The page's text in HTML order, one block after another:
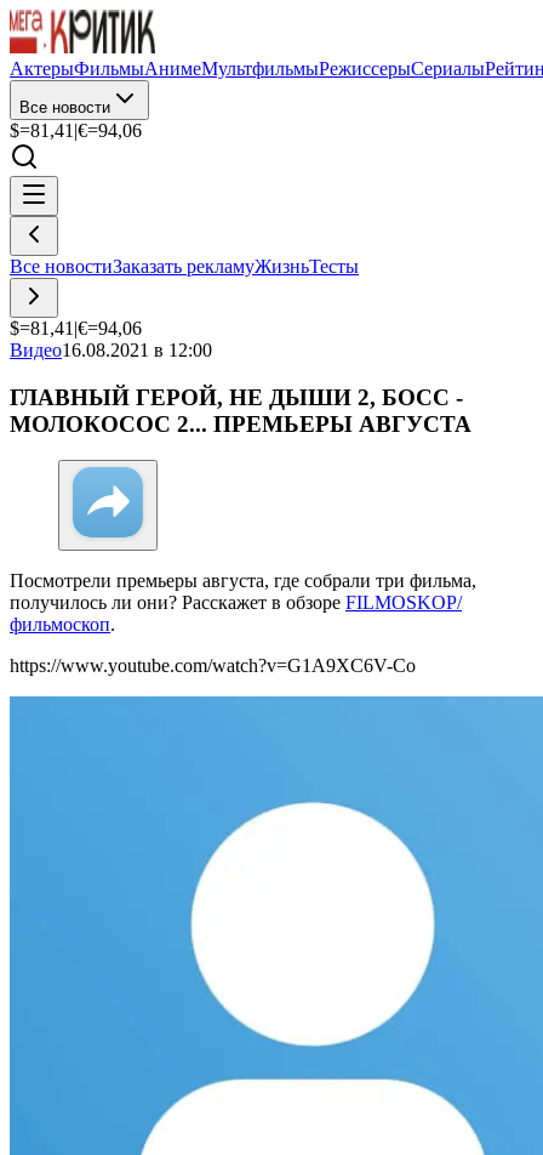
АктерыФильмыАнимеМультфильмыРежиссерыСериалы
Все новости
$=81,41 |€=94,06
Все новостиЗаказать рекламуЖизньТесты
$=81,41 |€=94,06
Видео16.08.2021 в 12:00
ГЛАВНЫЙ ГЕРОЙ, НЕ ДЫШИ 2, БОСС -
МОЛОКОСОС 2... ПРЕМЬЕРЫ АВГУСТА
Посмотрели премьеры августа, где собрали три фильма,
получилось ли они? Расскажет в обзоре FILMOSKOP/
фильмоскоп.
https://www.youtube.com/watch?v=G1A9XC6V-Co